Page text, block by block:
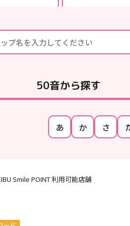
50音から探す
あ か さ
Smile POINT 利用可能店舗